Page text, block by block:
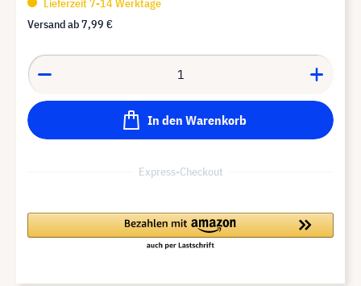
Lieferzeit 7-14 Werktage
Versand ab7,99 €
In den Warenkorb
Express-Checkout